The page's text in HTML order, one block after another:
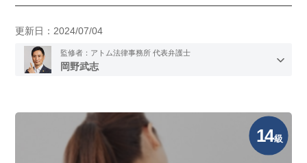
更新日： 2024/07/04
監修者：アトム法律事務所 代表弁護士
岡野武志
14級